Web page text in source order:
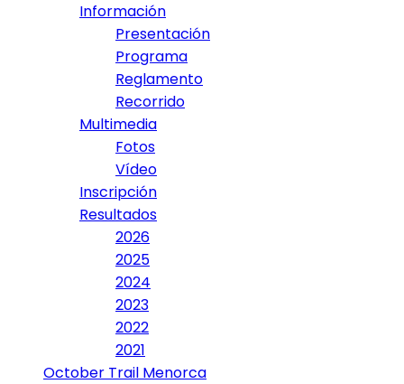
Información
Presentación
Programa
Reglamento
Recorrido
Multimedia
Fotos
Vídeo
Inscripción
Resultados
2026
2025
2024
2023
2022
2021
October Trail Menorca